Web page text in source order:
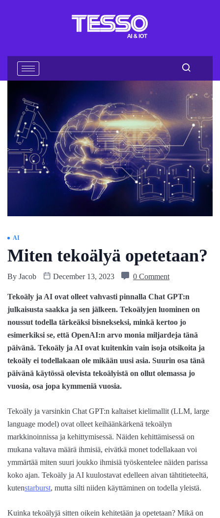
AI
Miten tekoälyä opetetaan?
By Jacob December 13, 2023 0 Comment
Tekoäly ja AI ovat olleet vahvasti pinnalla Chat GPT:n
julkaisusta saakka ja sen jälkeen. Tekoälyjen luominen on
noussut todella tärkeäksi bisnekseksi, minkä kertoo jo
esimerkiksi se, että OpenAI:n arvo monia miljardeja tänä
päivänä. Tekoäly ja AI ovat kuitenkin vain isoja otsikoita ja
tekoäly ei todellakaan ole mikään uusi asia. Suurin osa tänä
päivänä käytössä olevista tekoälyistä on ollut olemassa jo
vuosia, osa jopa kymmeniä vuosia.
Tekoäly ja varsinkin Chat GPT:n kaltaiset kielimallit (LLM, large
language model) ovat olleet keihäänkärkenä tekoälyn
markkinoinnissa ja kehittymisessä. Näiden kehittämisessä on
mukana valtava määrä ihmisiä, eivätkä monet todellakaan voi
ymmärtää miten suuri joukko ihmisiä työskentelee näiden parissa
koko ajan. Tekoäly ja AI kuulostavat edelleen aivan tähtitieteeltä,
kutenstarburst, mutta silti niiden käyttäminen on todella yleistä.
Kuinka tekoälyjä sitten oikein kehitetään ja opetetaan? Mikä on